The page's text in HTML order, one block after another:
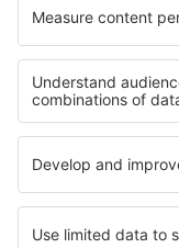
Cele mai bune locuri
Cazare în Bornholm
Cazare în Lolland-
Cazare in Tamaulipas
Cazare in Italy - sun